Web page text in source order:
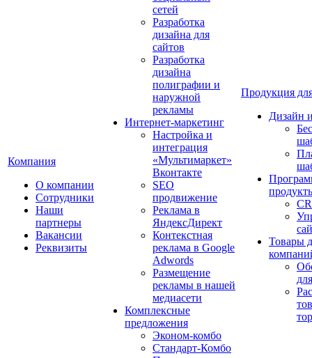
Компания
О компании
Сотрудники
Наши
партнеры
Вакансии
Реквизиты
сетей
Разработка
дизайна для
сайтов
Разработка
дизайна
полиграфии и
наружной
рекламы
Интернет-маркетинг
Настройка и
интеграция
«Мультимаркет»
Вконтакте
SEO
продвижение
Реклама в
ЯндексДирект
Контекстная
реклама в Google
Adwords
Размещение
рекламы в нашей
медиасети
Комплексные
предложения
Эконом-комбо
Стандарт-Комбо
Продукция
Дизайн
Товары